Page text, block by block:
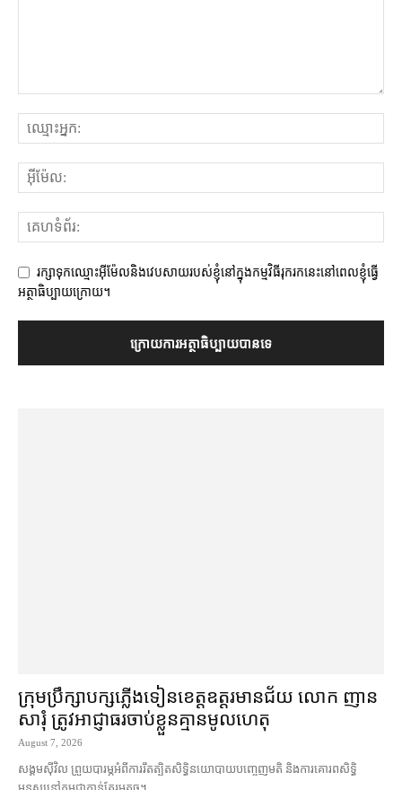
រក្សាទុកឈ្មោះអ៊ីម៉ែលនិងវេបសាយរបស់ខ្ញុំនៅក្នុងកម្មវិធីរុករកនេះនៅពេលខ្ញុំធ្វើ
អត្ថាធិប្បាយក្រោយ។
ក្រុមប្រឹក្សា​បក្ស​ភ្លើងទៀន​ខេត្ត​ឧត្ដរមានជ័យ លោក ញាន
សារុំ ត្រូវ​អាជ្ញាធរ​ចាប់ខ្លួន​គ្មាន​មូលហេតុ
August 7, 2026
សង្គម​ស៊ីវិល ព្រួយបារម្ភ​អំពី​ការ​រឹតត្បិត​សិទ្ធិ​នយោបាយ​បញ្ចេញមតិ និង​ការគោរព​សិទ្ធិ